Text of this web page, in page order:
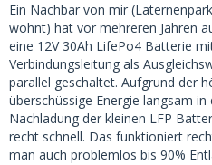
Ein Nachbar von mir
wohnt) hat vor mehreren Jahren
eine 12V 30Ah LifePo4 Batterie
Verbindungsleitung als
parallel geschaltet. Aufgrund der
überschüssige Energie langsam
Nachladung der kleinen LFP
recht schnell. Das funktioniert
man auch problemlos bis 90%